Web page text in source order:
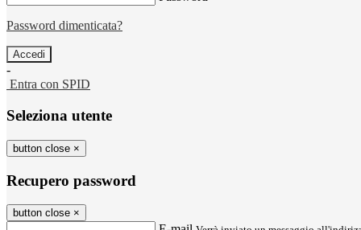
Password dimenticata?
-
Entra con SPID
Seleziona utente
button close ×
Recupero password
button close ×